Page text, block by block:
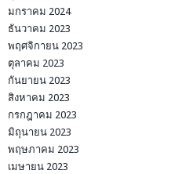
มกราคม 2024
ธันวาคม 2023
พฤศจิกายน 2023
ตุลาคม 2023
กันยายน 2023
สิงหาคม 2023
กรกฎาคม 2023
มิถุนายน 2023
พฤษภาคม 2023
เมษายน 2023